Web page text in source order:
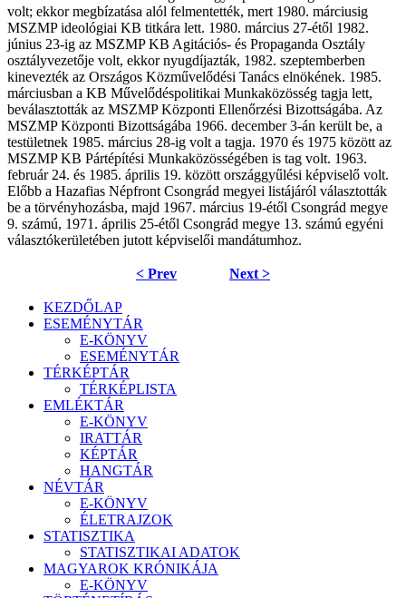
volt; ekkor megbízatása alól felmentették, mert 1980. márciusig
MSZMP ideológiai KB titkára lett. 1980. március 27-étől 1982.
június 23-ig az MSZMP KB Agitációs- és Propaganda Osztály
osztályvezetője volt, ekkor nyugdíjazták, 1982. szeptemberben
kinevezték az Országos Közművelődési Tanács elnökének. 1985.
márciusban a KB Művelődéspolitikai Munkaközösség tagja lett,
beválasztották az MSZMP Központi Ellenőrzési Bizottságába. Az
MSZMP Központi Bizottságába 1966. december 3-án került be, a
testületnek 1985. március 28-ig volt a tagja. 1970 és 1975 között az
MSZMP KB Pártépítési Munkaközösségében is tag volt. 1963.
február 24. és 1985. április 19. között országgyűlési képviselő volt.
Előbb a Hazafias Népfront Csongrád megyei listájáról választották
be a törvényhozásba, majd 1967. március 19-étől Csongrád megye
9. számú, 1971. április 25-étől Csongrád megye 13. számú egyéni
választókerületében jutott képviselői mandátumhoz.
< Prev Next >
KEZDŐLAP
ESEMÉNYTÁR
E-KÖNYV
ESEMÉNYTÁR
TÉRKÉPTÁR
TÉRKÉPLISTA
EMLÉKTÁR
E-KÖNYV
IRATTÁR
KÉPTÁR
HANGTÁR
NÉVTÁR
E-KÖNYV
ÉLETRAJZOK
STATISZTIKA
STATISZTIKAI ADATOK
MAGYAROK KRÓNIKÁJA
E-KÖNYV